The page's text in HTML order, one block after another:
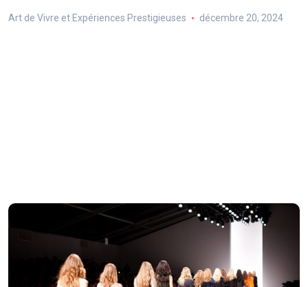
Art de Vivre et Expériences Prestigieuses décembre 20, 2024